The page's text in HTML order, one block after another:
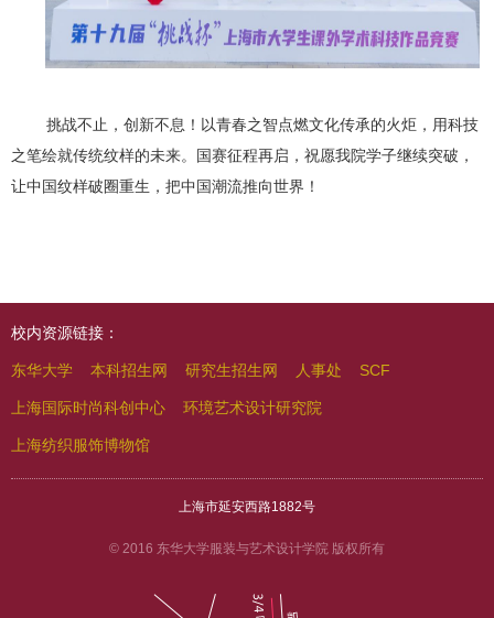
挑战不止，创新不息！以青春之智点燃文化传承的火炬，用科技
之笔绘就传统纹样的未来。国赛征程再启，祝愿我院学子继续突破，
让中国纹样破圈重生，把中国潮流推向世界！
校内资源链接：
东华大学 本科招生网 研究生招生网 人事处 SCF
上海国际时尚科创中心 环境艺术设计研究院
上海纺织服饰博物馆
上海市延安西路1882号
© 2016 东华大学服装与艺术设计学院 版权所有